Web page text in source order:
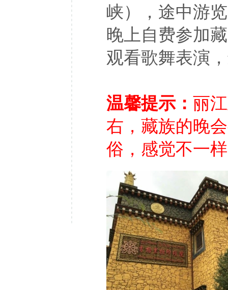
峡），途中游览
晚上自费参加
观看歌舞表演
温馨提示： 丽
右，藏族的晚
俗，感觉不一